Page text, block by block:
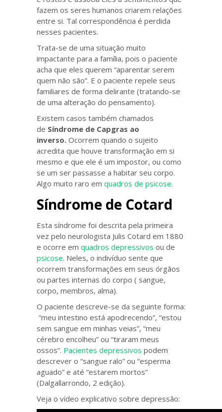
fazem os seres humanos criarem relações
entre si. Tal correspondência é perdida
nesses pacientes.
Trata-se de uma situação muito
impactante para a família, pois o paciente
acha que eles querem “aparentar serem
quem não são”. E o paciente repele seus
familiares de forma delirante (tratando-se
de uma alteração do pensamento).
Existem casos também chamados
de Síndrome de Capgras ao
inverso. Ocorrem quando o sujeito
acredita que houve transformação em si
mesmo e que ele é um impostor, ou como
se um ser passasse a habitar seu corpo.
Algo muito raro em quadros de psicose.
Síndrome de Cotard
Esta síndrome foi descrita pela primeira
vez pelo neurologista Julis Cotard em 1880
e ocorre em quadros depressivos ou de
psicose. Neles, o indivíduo sente que
ocorrem transformações em seus órgãos
ou partes internas do corpo ( sangue,
corpo, membros, alma).
O paciente descreve-se da seguinte forma:
“meu intestino está apodrecendo”, “estou
sem sangue em minhas veias”, “meu
cérebro encolheu” ou “tiraram meus
ossos”. Pacientes depressivos podem
descrever o “sangue ralo” ou “esperma
aguado” e até “estarem mortos”
(Dalgallarrondo, 2 edição).
Veja o vídeo explicativo sobre depressão: